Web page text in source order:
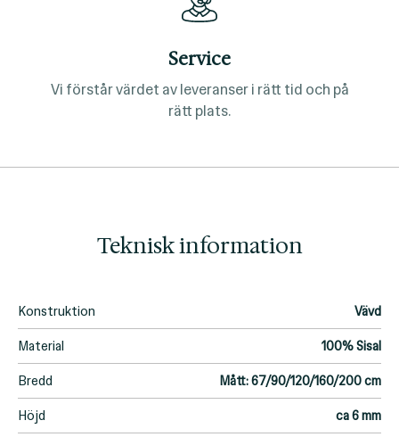
Service
Vi förstår värdet av leveranser i rätt tid och på
rätt plats.
Teknisk information
Konstruktion Vävd
Material 100% Sisal
Bredd Mått: 67/90/120/160/200 cm
Höjd ca 6 mm